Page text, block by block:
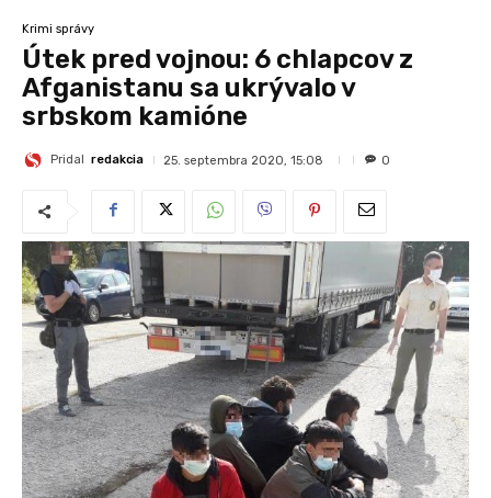
Krimi správy
Útek pred vojnou: 6 chlapcov z
Afganistanu sa ukrývalo v
srbskom kamióne
Pridal redakcia 25. septembra 2020, 15:08 0